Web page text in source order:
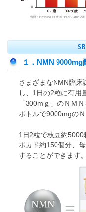
１．NMN 9000mg
さまざまなNMN臨床
し、1日の2粒に有用
「300mｇ」のＮＭ
ボトルで9000mgの
1日2粒で枝豆約
ボカド約150個分、
することができます。